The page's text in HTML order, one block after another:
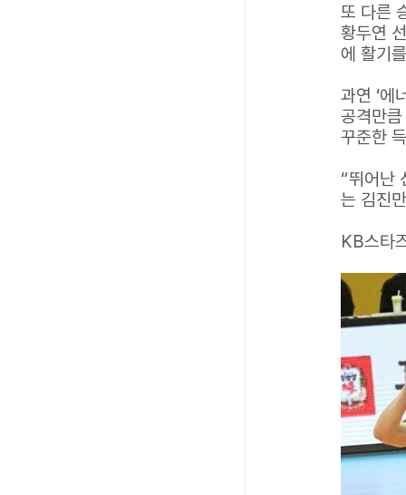
또 다른
황두연
에 활기
과연 ‘에
공격만
꾸준한
“뛰어난
는 김진
KB스타